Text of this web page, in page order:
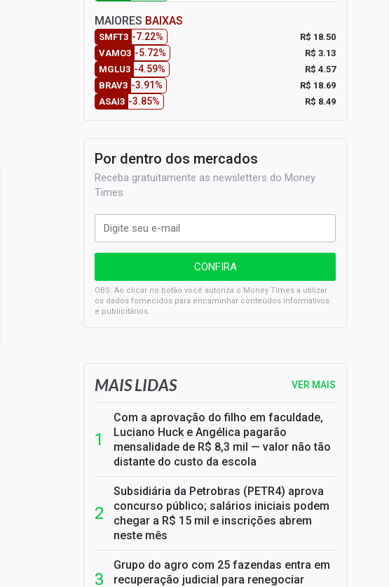
MAIORES BAIXAS
SMFT3 -7.22%
R$ 18.50
VAMO3 -5.72%
R$ 3.13
MGLU3 -4.59%
R$ 4.57
BRAV3 -3.91%
R$ 18.69
ASAI3 -3.85% R$ 8.49
Por dentro dos mercados
Receba gratuitamente as newsletters do Money
Times
OBS: Ao clicar no botão você autoriza o Money Times a utilizar
os dados fornecidos para encaminhar conteúdos informativos
e publicitários.
SELIC em 14%: A repercussão da decisão sobre os JUROS
MAIS LIDAS VER MAIS
Com a aprovação do filho em faculdade,
Luciano Huck e Angélica pagarão
mensalidade de R$ 8,3 mil — valor não tão
distante do custo da escola
Subsidiária da Petrobras (PETR4) aprova
concurso público; salários iniciais podem
chegar a R$ 15 mil e inscrições abrem
neste mês
Grupo do agro com 25 fazendas entra em
recuperação judicial para renegociar